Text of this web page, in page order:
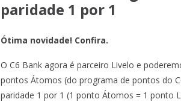
paridade 1 por 1
Ótima novidade! Confira.
O C6 Bank agora é parceiro Livelo e
pontos Átomos (do programa de pontos do
paridade 1 por 1 (1 ponto Átomos = 1 ponto